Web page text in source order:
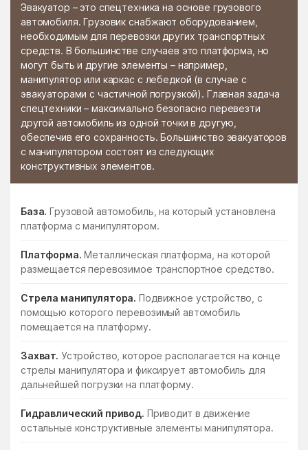
Эвакуатор – это спецтехника на основе грузового
автомобиля. Грузовик снабжают оборудованием,
необходимым для перевозки других транспортных
средств. В большинстве случаев это платформа, но
могут быть и другие элементы – например,
манипулятор или каркас с лебедкой (в случае с
эвакуаторами с частичной погрузкой). Главная задача
спецтехники – максимально безопасно перевезти
другой автомобиль из одной точки в другую,
обеспечив его сохранность. Большинство эвакуаторов
с манипулятором состоят из следующих
конструктивных элементов.
База. Грузовой автомобиль, на который установлена
платформа с манипулятором.
Платформа. Металлическая платформа, на которой
размещается перевозимое транспортное средство.
Стрела манипулятора. Подвижное устройство, с
помощью которого перевозимый автомобиль
помещается на платформу.
Захват. Устройство, которое располагается на конце
стрелы манипулятора и фиксирует автомобиль для
дальнейшей погрузки на платформу.
Гидравлический привод. Приводит в движение
остальные конструктивные элементы манипулятора.